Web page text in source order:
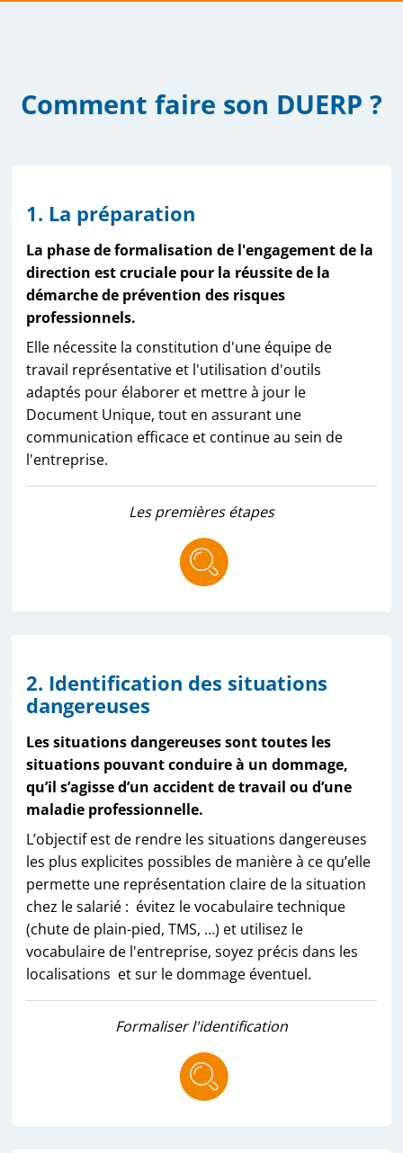
Comment faire son DUERP ?
1. La préparation
La phase de formalisation de l'engagement de la
direction est cruciale pour la réussite de la
démarche de prévention des risques
professionnels.
Elle nécessite la constitution d'une équipe de
travail représentative et l'utilisation d'outils
adaptés pour élaborer et mettre à jour le
Document Unique, tout en assurant une
communication efficace et continue au sein de
l'entreprise.
Les premières étapes
2. Identification des situations
dangereuses
Les situations dangereuses sont toutes les
situations pouvant conduire à un dommage,
qu’il s’agisse d’un accident de travail ou d’une
maladie professionnelle.
L’objectif est de rendre les situations dangereuses
les plus explicites possibles de manière à ce qu’elle
permette une représentation claire de la situation
chez le salarié : évitez le vocabulaire technique
(chute de plain-pied, TMS, …) et utilisez le
vocabulaire de l'entreprise, soyez précis dans les
localisations et sur le dommage éventuel.
Formaliser l'identification